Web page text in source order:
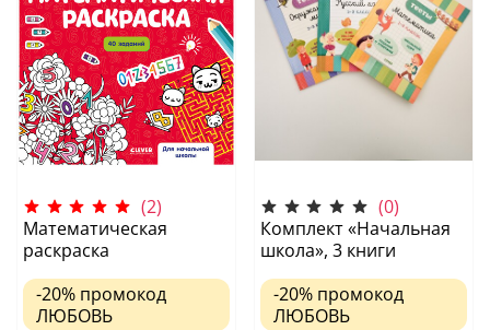
(2)
Математическая
раскраска
-20% промокод
ЛЮБОВЬ
(0)
Комплект «Начальная
школа», 3 книги
-20% промокод
ЛЮБОВЬ